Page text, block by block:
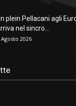
plein Pellacani agli
nel sincro...
Agosto 2026